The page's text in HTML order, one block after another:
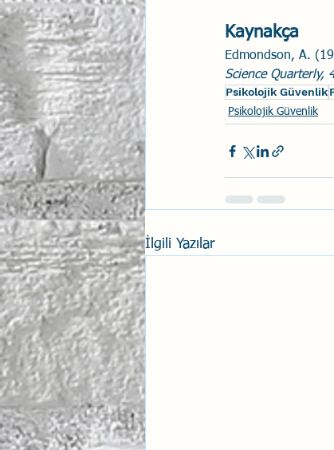
Kaynakça
Edmondson, A.
Science Quarterly,
Psikolojik Güvenlik
Psikolojik Güvenlik
İlgili Yazılar